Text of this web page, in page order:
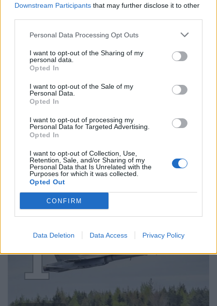
Downstream Participants that may further disclose it to other
Personal Data Processing Opt Outs
I want to opt-out of the Sharing of my
personal data.
Opted In
I want to opt-out of the Sale of my
Personal Data.
Opted In
I want to opt-out of processing my
Personal Data for Targeted Advertising.
Opted In
I want to opt-out of Collection, Use,
Retention, Sale, and/or Sharing of my
Personal Data that Is Unrelated with the
Purposes for which it was collected.
Opted Out
CONFIRM
Data Deletion Data Access Privacy Policy
Staran luetuimmat
1